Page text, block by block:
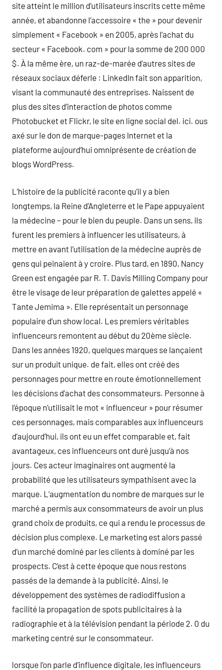
site atteint le million d’utilisateurs inscrits cette même
année, et abandonne l’accessoire « the » pour devenir
simplement « Facebook » en 2005, après l’achat du
secteur « Facebook. com » pour la somme de 200 000
$. À la même ère, un raz-de-marée d’autres sites de
réseaux sociaux déferle : LinkedIn fait son apparition,
visant la communauté des entreprises. Naissent de
plus des sites d’interaction de photos comme
Photobucket et Flickr, le site en ligne social del. ici. ous
axé sur le don de marque-pages Internet et la
plateforme aujourd’hui omniprésente de création de
blogs WordPress.
L’histoire de la publicité raconte qu’il y a bien
longtemps, la Reine d’Angleterre et le Pape appuyaient
la médecine – pour le bien du peuple. Dans un sens, ils
furent les premiers à influencer les utilisateurs, à
mettre en avant l’utilisation de la médecine auprès de
gens qui peinaient à y croire. Plus tard, en 1890, Nancy
Green est engagée par R. T. Davis Milling Company pour
être le visage de leur préparation de galettes appelé «
Tante Jemima ». Elle représentait un personnage
populaire d’un show local. Les premiers véritables
influenceurs remontent au début du 20ème siècle.
Dans les années 1920, quelques marques se lançaient
sur un produit unique. de fait, elles ont créé des
personnages pour mettre en route émotionnellement
les décisions d’achat des consommateurs. Personne à
l’époque n’utilisait le mot « influenceur » pour résumer
ces personnages, mais comparables aux influenceurs
d’aujourd’hui, ils ont eu un effet comparable et, fait
avantageux, ces influenceurs ont duré jusqu’à nos
jours. Ces acteur imaginaires ont augmenté la
probabilité que les utilisateurs sympathisent avec la
marque. L’augmentation du nombre de marques sur le
marché a permis aux consommateurs de avoir un plus
grand choix de produits, ce qui a rendu le processus de
décision plus complexe. Le marketing est alors passé
d’un marché dominé par les clients à dominé par les
prospects. C’est à cette époque que nous restons
passés de la demande à la publicité. Ainsi, le
développement des systèmes de radiodiffusion a
facilité la propagation de spots publicitaires à la
radiographie et à la télévision pendant la période 2. 0 du
marketing centré sur le consommateur.
lorsque l’on parle d’influence digitale, les influenceurs